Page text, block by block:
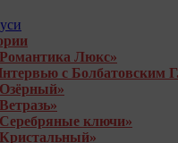
Люкс»
с Болбатовским
ключи»